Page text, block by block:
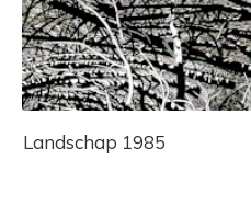
Landschap 1985